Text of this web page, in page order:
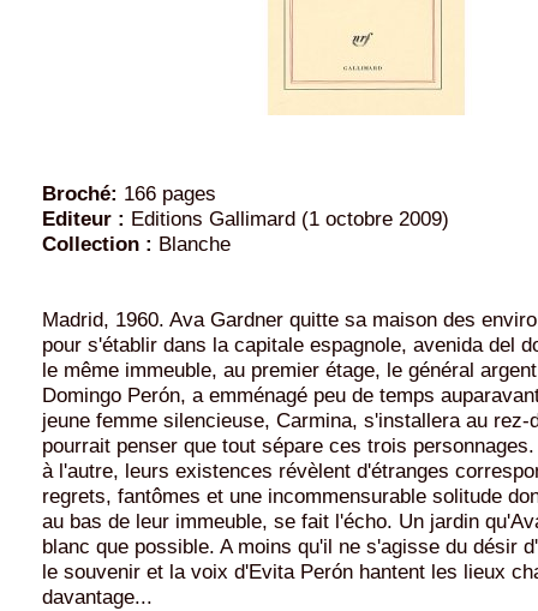
Broché: 166 pages
Editeur : Editions Gallimard (1 octobre 2009)
Collection : Blanche
Madrid, 1960. Ava Gardner quitte sa maison des
pour s'établir dans la capitale espagnole, avenida del
le même immeuble, au premier étage, le général
Domingo Perón, a emménagé peu de temps
jeune femme silencieuse, Carmina, s'installera au rez-
pourrait penser que tout sépare ces trois
à l'autre, leurs existences révèlent d'étranges
regrets, fantômes et une incommensurable solitude
au bas de leur immeuble, se fait l'écho. Un jardin
blanc que possible. A moins qu'il ne s'agisse du désir
le souvenir et la voix d'Evita Perón hantent les lieux
davantage...